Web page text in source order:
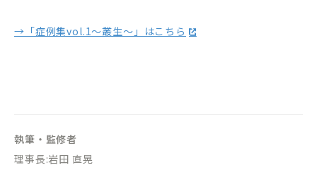
→「症例集vol.1〜叢生〜」はこちら
執筆・監修者
理事長:岩田 直晃